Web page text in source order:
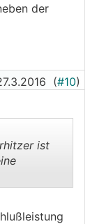
der
(#10)
ist